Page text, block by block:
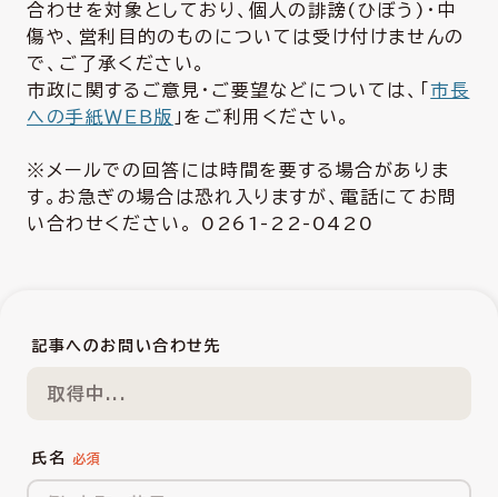
合わせを対象としており、個人の誹謗(ひぼう)・中
傷や、営利目的のものについては受け付けませんの
で、ご了承ください。
市政に関するご意見・ご要望などについては、「市長
への手紙ＷＥＢ版 」をご利用ください。
※メールでの回答には時間を要する場合がありま
す。お急ぎの場合は恐れ入りますが、電話にてお問
い合わせください。 0261-22-0420
記事へのお問い合わせ先
取得中...
氏名